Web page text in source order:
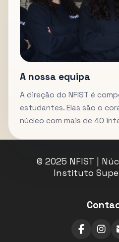
A nossa equipa
A direção do NFIST é
estudantes. Elas são o
núcleo com mais de 40
© 2025 NFIST |
Instituto